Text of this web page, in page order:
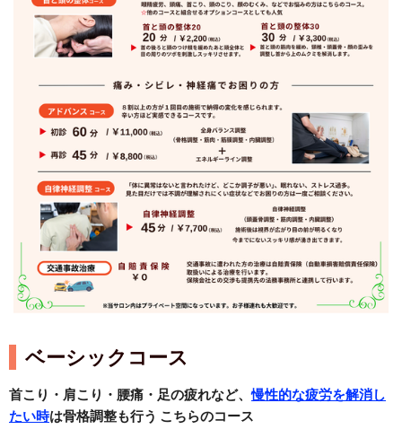
ベーシックコース
首こり・肩こり・腰痛・足の疲れなど、慢性的な疲労を解消し
たい時は骨格調整も行う こちらのコース